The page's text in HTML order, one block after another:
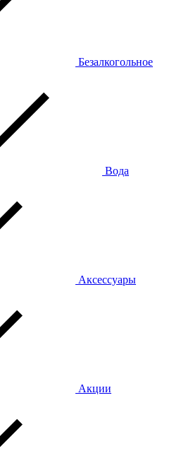
Безалкогольное
Вода
Аксессуары
Акции